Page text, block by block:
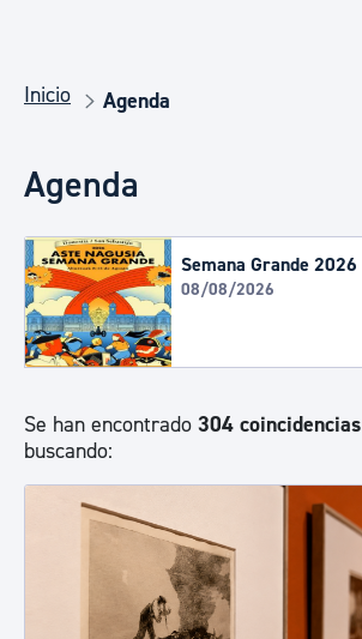
Inicio Agenda
Agenda
Semana Grande 2026
08/08/2026
Se han encontrado 304 coincidencias
buscando: